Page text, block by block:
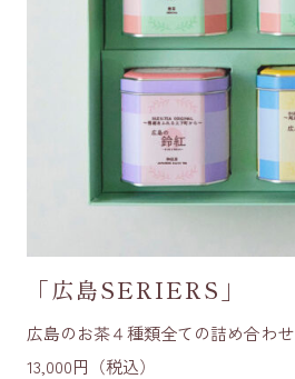
「広島SERIERS 」
広島のお茶４種類全ての詰め合わせ
13,000円（税込）